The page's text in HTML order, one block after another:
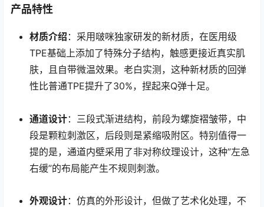
产品特性
材质介绍 ：采用啵咪独家研发的新材质，在医用级
TPE基础上添加了特殊分子结构，触感更接近真实肌
肤，且自带微温效果。老白实测，这种新材质的回弹
性比普通TPE提升了30%，捏起来Q弹十足。
通道设计：三段式渐进结构，前段为螺旋褶皱带，中
段是颗粒刺激区，后段则是紧缩吸附区。特别值得一
提的是，通道内壁采用了非对称纹理设计，这种”左急
右缓”的布局能产生不规则刺激。
外观设计：仿真的外形设计，但做了艺术化处理，不